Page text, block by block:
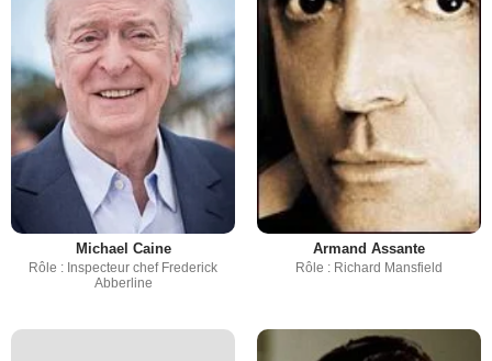
Michael Caine
Rôle : Inspecteur chef Frederick
Abberline
Armand Assante
Rôle : Richard Mansfield